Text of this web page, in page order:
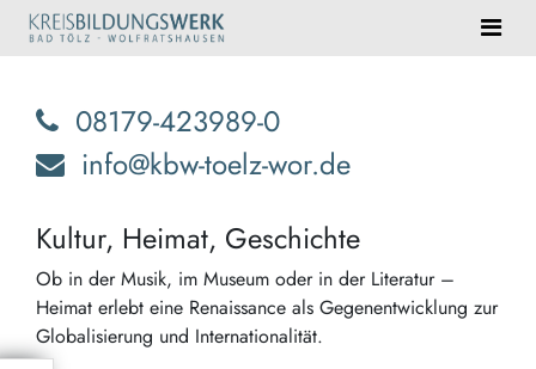
08179-423989-0
info@kbw-toelz-wor.de
Kultur, Heimat, Geschichte
Ob in der Musik, im Museum oder in der Literatur –
Heimat erlebt eine Renaissance als Gegenentwicklung zur
Globalisierung und Internationalität.